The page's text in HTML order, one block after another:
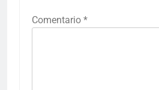
Comentario *